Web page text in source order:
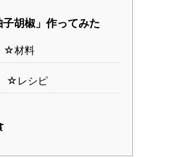
子胡椒」作ってみた
☆材料
☆レシピ